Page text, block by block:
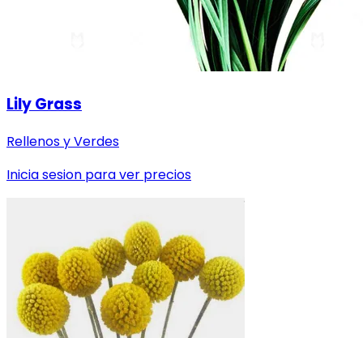
Lily Grass
Rellenos y Verdes
Inicia sesion para ver precios